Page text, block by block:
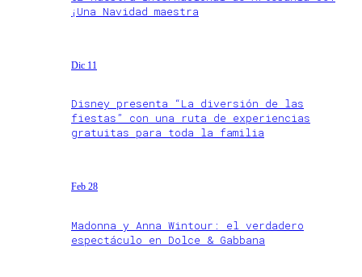
¡Una Navidad maestra
Dic 11
Disney presenta “La diversión de las
fiestas” con una ruta de experiencias
gratuitas para toda la familia
Feb 28
Madonna y Anna Wintour: el verdadero
espectáculo en Dolce & Gabbana